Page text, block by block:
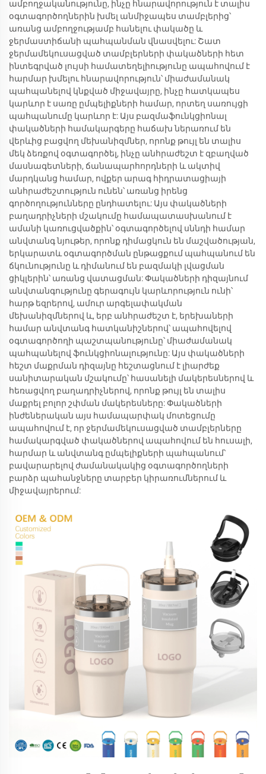
ամբողջականությունը, ինչը հնարավորություն է տալիս
օգտագործողներին խմել անմիջապես տամբլերից՝
առանց ամբողջությամբ հանելու փակածը և
ջերմաստիճանի պահպանման վնասվելու: Շատ
ջերմամեկուսացված տամբլերների փակածների հետ
ինտեգրված լույսի համատեղելիությունը ապահովում է
հարմար խմելու հնարավորություն՝ միաժամանակ
պահպանելով կնքված միջավայրը, ինչը հատկապես
կարևոր է սառը ըմպելիքների համար, որտեղ սառույցի
պահպանումը կարևոր է: Այս բազմաֆունկցիոնալ
փակածների համակարգերը հաճախ ներառում են
վերևից բացվող մեխանիզմներ, որոնք թույլ են տալիս
մեկ ձեռքով օգտագործել, ինչը անհրաժեշտ է զբաղված
մասնագետների, ճանապարհորդների և ակտիվ
մարդկանց համար, ովքեր արագ հիդրատացիայի
անհրաժեշտություն ունեն՝ առանց իրենց
գործողությունները ընդհատելու: Այս փակածների
բաղադրիչների մշակումը համապատասխանում է
ամանի կառուցվածքին՝ օգտագործելով սննդի համար
անվտանգ նյութեր, որոնք դիմացկուն են մաշվածության,
երկարատև օգտագործման ընթացքում պահպանում են
ճկունությունը և դիմանում են բազմակի լվացման
ցիկլերին՝ առանց վատացման: Փակածների դիզայնում
անվտանգությունը գերագույն կարևորություն ունի՝
հարթ եզրերով, ամուր արգելափակման
մեխանիզմներով և, երբ անհրաժեշտ է, երեխաների
համար անվտանգ հատկանիշներով՝ ապահովելով
օգտագործողի պաշտպանությունը՝ միաժամանակ
պահպանելով ֆունկցիոնալությունը: Այս փակածների
հեշտ մաքրման դիզայնը հեշտացնում է լիարժեք
սանիտարական մշակումը՝ հասանելի մակերեսներով և
հեռացվող բաղադրիչներով, որոնք թույլ են տալիս
մաքրել բոլոր շփման մակերեսները: Փակածների
ինժեներական այս համապարփակ մոտեցումը
ապահովում է, որ ջերմամեկուսացված տամբլերները
համակարգված փակածներով ապահովում են հուսալի,
հարմար և անվտանգ ըմպելիքների պահպանում՝
բավարարելով ժամանակակից օգտագործողների
բարձր պահանջները տարբեր կիրառումներում և
միջավայրերում: